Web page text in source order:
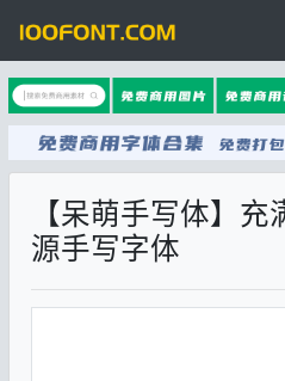
【呆萌手写体】
源手写字体